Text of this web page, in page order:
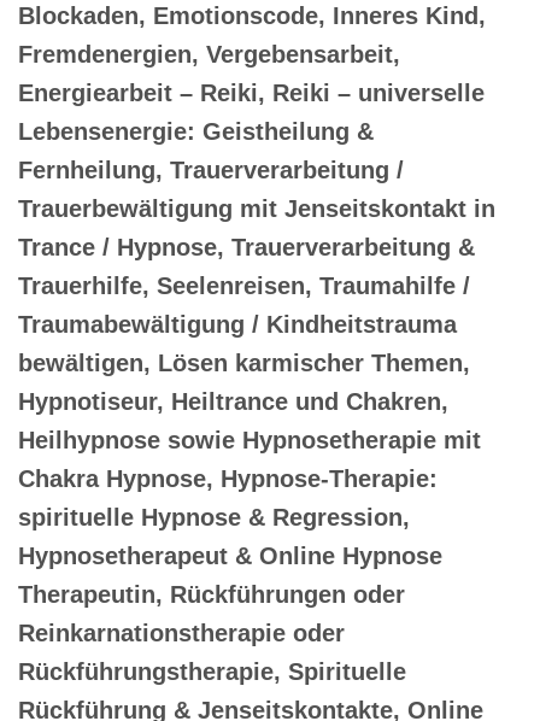
Blockaden, Emotionscode, Inneres Kind,
Fremdenergien, Vergebensarbeit,
Energiearbeit – Reiki, Reiki – universelle
Lebensenergie: Geistheilung &
Fernheilung, Trauerverarbeitung /
Trauerbewältigung mit Jenseitskontakt in
Trance / Hypnose, Trauerverarbeitung &
Trauerhilfe, Seelenreisen, Traumahilfe /
Traumabewältigung / Kindheitstrauma
bewältigen, Lösen karmischer Themen,
Hypnotiseur, Heiltrance und Chakren,
Heilhypnose sowie Hypnosetherapie mit
Chakra Hypnose, Hypnose-Therapie:
spirituelle Hypnose & Regression,
Hypnosetherapeut & Online Hypnose
Therapeutin, Rückführungen oder
Reinkarnationstherapie oder
Rückführungstherapie, Spirituelle
Rückführung & Jenseitskontakte, Online